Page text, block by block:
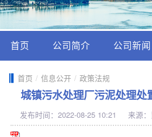
首页 公司简介 公司新闻
首页 / 信息公开 / 政策法规
城镇污水处理厂污泥处理处
发布时间：2022-08-25 10:21 来源